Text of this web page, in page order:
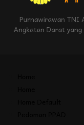
Purnawirawan TNI
Angkatan Darat